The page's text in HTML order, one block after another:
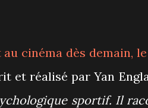
au cinéma dès demain,
et réalisé par Yan
sportif. Il